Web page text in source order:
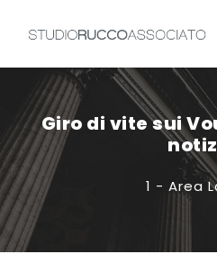
Giro di vite sui
1 - Area